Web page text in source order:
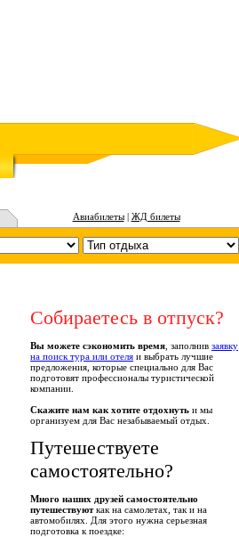
Авиабилеты| ЖД билеты
Собираетесь в отпуск?
Вы можете сэкономить время , заполнив заявку
на поиск тура или отеля и выбрать лучшие
предложения, которые специально для Вас
подготовят профессионалы туристической
компании.
Скажите нам как хотите отдохнуть и мы
организуем для Вас незабываемый отдых.
Путешествуете
самостоятельно?
Много наших друзей самостоятельно
путешествуюткак на самолетах, так и на
автомобилях. Для этого нужна серьезная
подготовка к поездке: